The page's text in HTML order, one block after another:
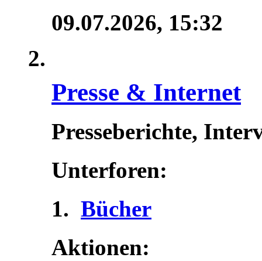
09.07.2026, 15:32
Presse & Internet
Presseberichte,
Unterforen:
Bücher
Aktionen: